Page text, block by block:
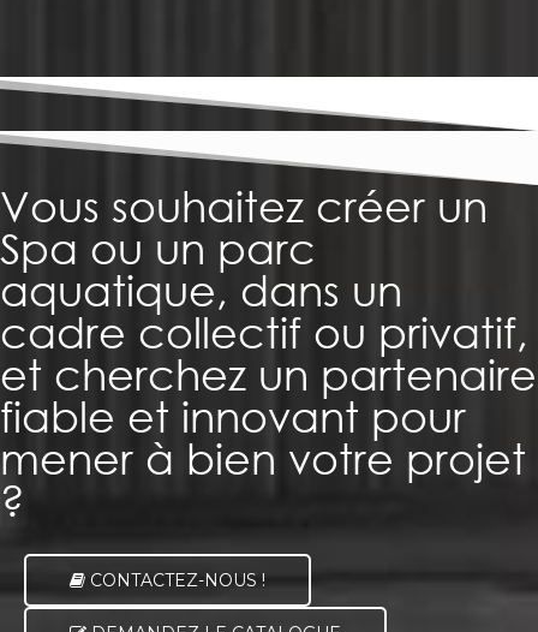
Vous souhaitez créer un
Spa ou un parc
aquatique, dans un
cadre collectif ou privatif,
et cherchez un partenaire
fiable et innovant pour
mener à bien votre projet
?
CONTACTEZ-NOUS !